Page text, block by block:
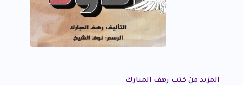
المزيد من كتب رهف المبارك